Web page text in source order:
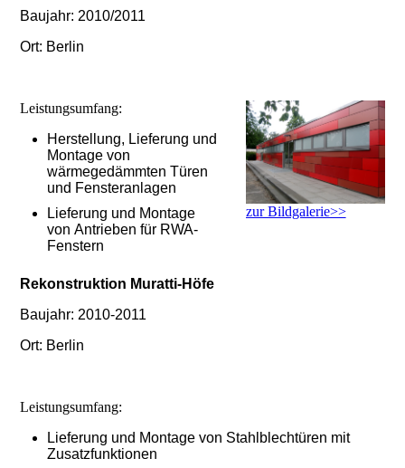
Baujahr: 2010/2011
Ort: Berlin
zur Bildgalerie>>
Leistungsumfang:
Herstellung, Lieferung und
Montage von
wärmegedämmten Türen
und Fensteranlagen
Lieferung und Montage
von Antrieben für RWA-
Fenstern
Rekonstruktion Muratti-Höfe
Baujahr: 2010-2011
Ort: Berlin
Leistungsumfang:
Lieferung und Montage von Stahlblechtüren mit
Zusatzfunktionen